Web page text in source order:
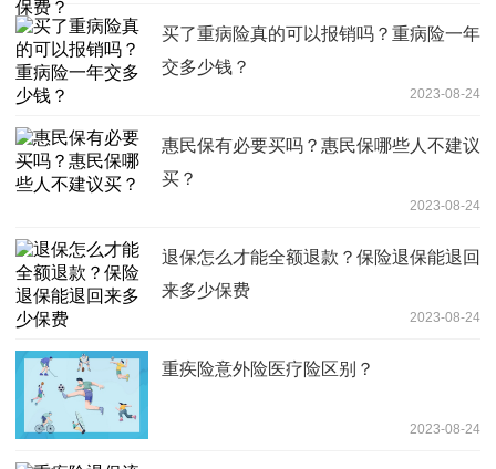
买了重病险真的可以报销吗？重病险一年
交多少钱？
2023-08-24
惠民保有必要买吗？惠民保哪些人不建议
买？
2023-08-24
退保怎么才能全额退款？保险退保能退回
来多少保费
2023-08-24
重疾险意外险医疗险区别？
2023-08-24